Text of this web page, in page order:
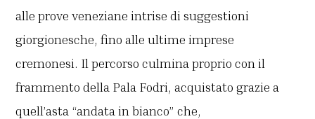
alle prove veneziane intrise di suggestioni
giorgionesche, fino alle ultime imprese
cremonesi. Il percorso culmina proprio con il
frammento della Pala Fodri, acquistato grazie a
quell’asta “andata in bianco” che,